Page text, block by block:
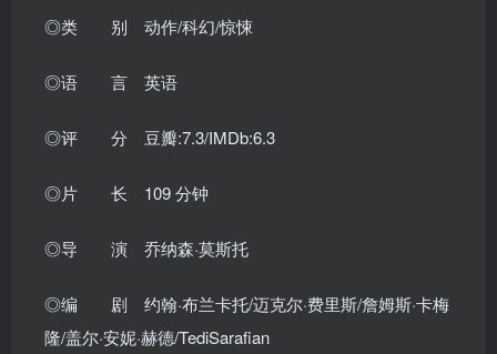
◎类 别 动作/科幻/惊悚
◎语 言 英语
◎评 分 豆瓣:7.3/IMDb:6.3
◎片 长 109 分钟
◎导 演 乔纳森·莫斯托
◎编 剧 约翰·布兰卡托/迈克尔·费里斯/詹姆斯·卡梅
隆/盖尔·安妮·赫德/TediSarafian